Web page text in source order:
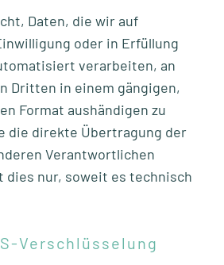
Daten, die wir auf
oder in Erfüllung
verarbeiten, an
Dritten in einem gängigen,
Format aushändigen zu
die direkte Übertragung der
Verantwortlichen
dies nur, soweit es technisch
Verschlüsselung